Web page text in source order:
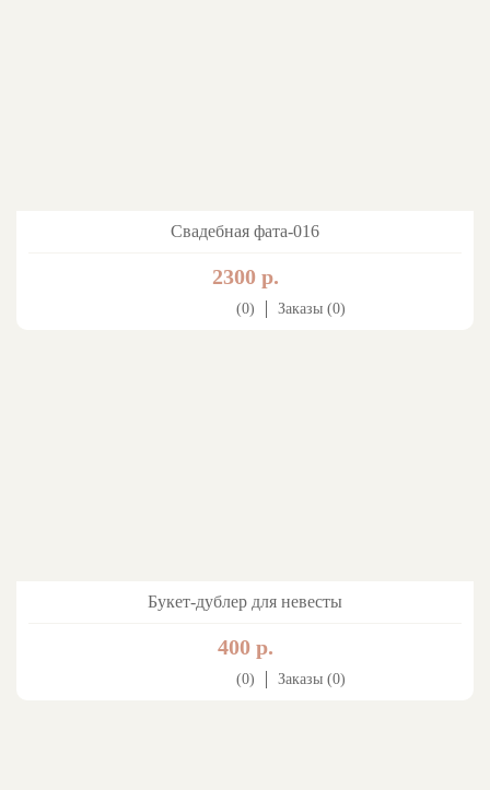
Свадебная фата-016
2300 р.
(0) Заказы (0)
Букет-дублер для невесты
400 р.
(0) Заказы (0)